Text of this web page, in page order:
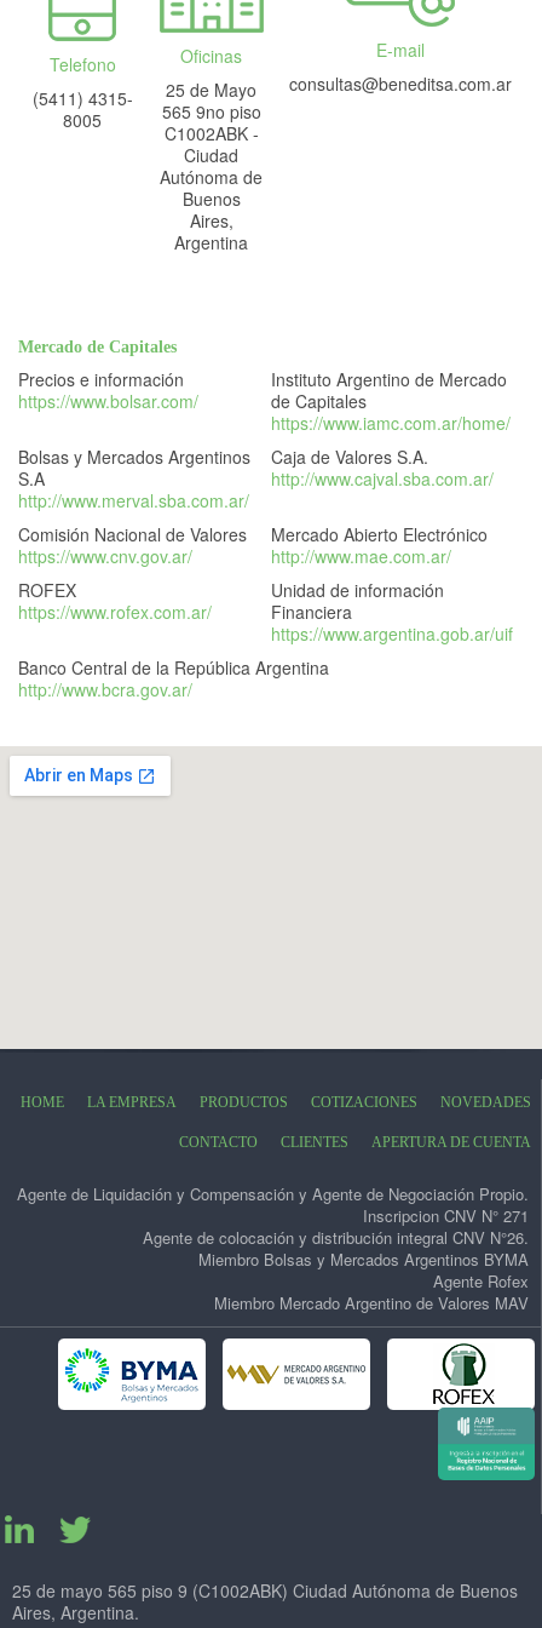
Telefono
(5411) 4315-
8005
Oficinas
25 de Mayo
565 9no piso
C1002ABK -
Ciudad
Autónoma de
Buenos
Aires,
Argentina
E-mail
consultas@beneditsa.com.ar
Mercado de Capitales
Precios e información
https://www.bolsar.com/
Instituto Argentino de Mercado
de Capitales
https://www.iamc.com.ar/home/
Bolsas y Mercados Argentinos
S.A
http://www.merval.sba.com.ar/
Caja de Valores S.A.
http://www.cajval.sba.com.ar/
Comisión Nacional de Valores
https://www.cnv.gov.ar/
Mercado Abierto Electrónico
http://www.mae.com.ar/
ROFEX
https://www.rofex.com.ar/
Unidad de información
Financiera
https://www.argentina.gob.ar/uif
Banco Central de la República Argentina
http://www.bcra.gov.ar/
HOME LA EMPRESA PRODUCTOS COTIZACIONES NOVEDADES
CONTACTO CLIENTES APERTURA DE CUENTA
Agente de Liquidación y Compensación y Agente de Negociación Propio.
Inscripcion CNV N° 271
Agente de colocación y distribución integral CNV N°26.
Miembro Bolsas y Mercados Argentinos BYMA
Agente Rofex
Miembro Mercado Argentino de Valores MAV
25 de mayo 565 piso 9 (C1002ABK) Ciudad Autónoma de Buenos
Aires, Argentina.